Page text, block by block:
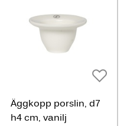
Äggkopp porslin, d7
h4 cm, vanilj